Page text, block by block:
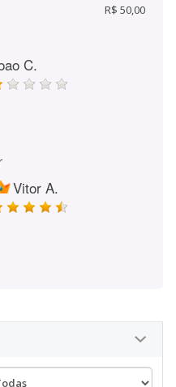
R$ 50,00
C.
Vitor A.